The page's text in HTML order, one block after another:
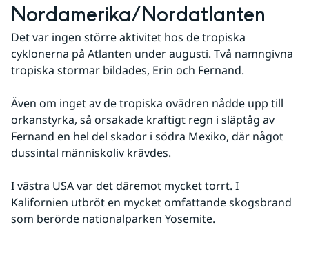
Nordamerika/Nordatlanten
Det var ingen större aktivitet hos de tropiska
cyklonerna på Atlanten under augusti. Två namngivna
tropiska stormar bildades, Erin och Fernand.
Även om inget av de tropiska ovädren nådde upp till
orkanstyrka, så orsakade kraftigt regn i släptåg av
Fernand en hel del skador i södra Mexiko, där något
dussintal människoliv krävdes.
I västra USA var det däremot mycket torrt. I
Kalifornien utbröt en mycket omfattande skogsbrand
som berörde nationalparken Yosemite.